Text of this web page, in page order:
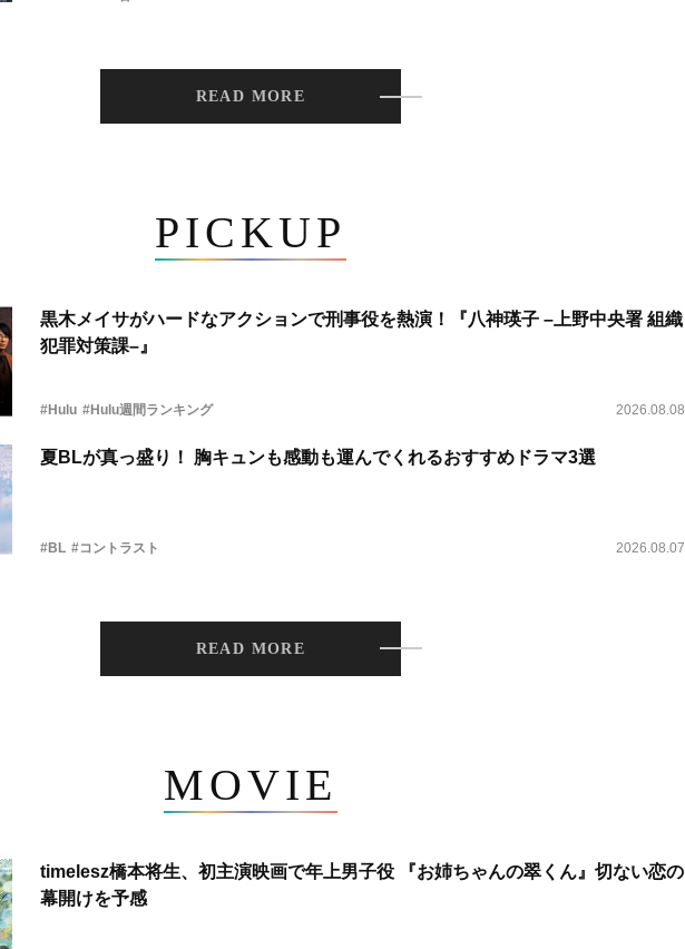
READ MORE
PICKUP
黒木メイサがハードなアクションで刑事役を熱演！『八神瑛子 –上野中央署 組織
犯罪対策課–』
#Hulu #Hulu週間ランキング 2026.08.08
夏BLが真っ盛り！ 胸キュンも感動も運んでくれるおすすめドラマ3選
#BL #コントラスト 2026.08.07
READ MORE
MOVIE
timelesz橋本将生、初主演映画で年上男子役 『お姉ちゃんの翠くん』切ない恋の
幕開けを予感